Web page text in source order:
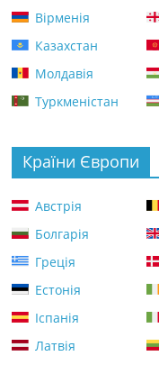
Вірменія
Казахстан
Молдавія
Туркменістан
Країни Європи
Австрія
Болгарія
Греція
Естонія
Іспанія
Латвія